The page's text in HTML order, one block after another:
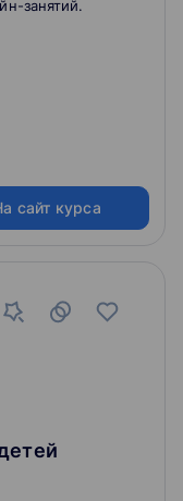
занятий.
сайт курса